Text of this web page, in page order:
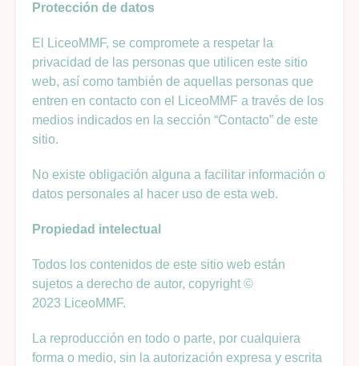
Protección de datos
El LiceoMMF, se compromete a respetar la
privacidad de las personas que utilicen este sitio
web, así como también de aquellas personas que
entren en contacto con el LiceoMMF a través de los
medios indicados en la sección “Contacto” de este
sitio.
No existe obligación alguna a facilitar información o
datos personales al hacer uso de esta web.
Propiedad intelectual
Todos los contenidos de este sitio web están
sujetos a derecho de autor, copyright ©
2023 LiceoMMF.
La reproducción en todo o parte, por cualquiera
forma o medio, sin la autorización expresa y escrita